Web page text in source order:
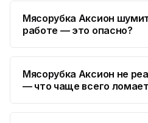
Мясорубка Аксион
работе — это опасно?
Мясорубка Аксион не
— что чаще всего